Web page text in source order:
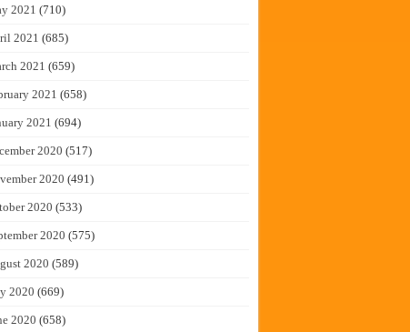
2021 (710)
2021 (685)
2021 (659)
2021 (658)
2021 (694)
2020 (517)
2020 (491)
2020 (533)
2020 (575)
2020 (589)
2020 (669)
2020 (658)